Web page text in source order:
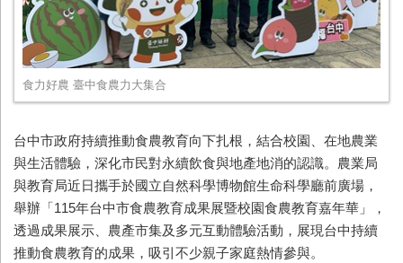
食力好農 臺中食農力大集合
台中市政府持續推動食農教育向下扎根，結合校園、在地農業
與生活體驗，深化市民對永續飲食與地產地消的認識。農業局
與教育局近日攜手於國立自然科學博物館生命科學廳前廣場，
舉辦「115年台中市食農教育成果展暨校園食農教育嘉年華」，
透過成果展示、農產市集及多元互動體驗活動，展現台中持續
推動食農教育的成果，吸引不少親子家庭熱情參與。